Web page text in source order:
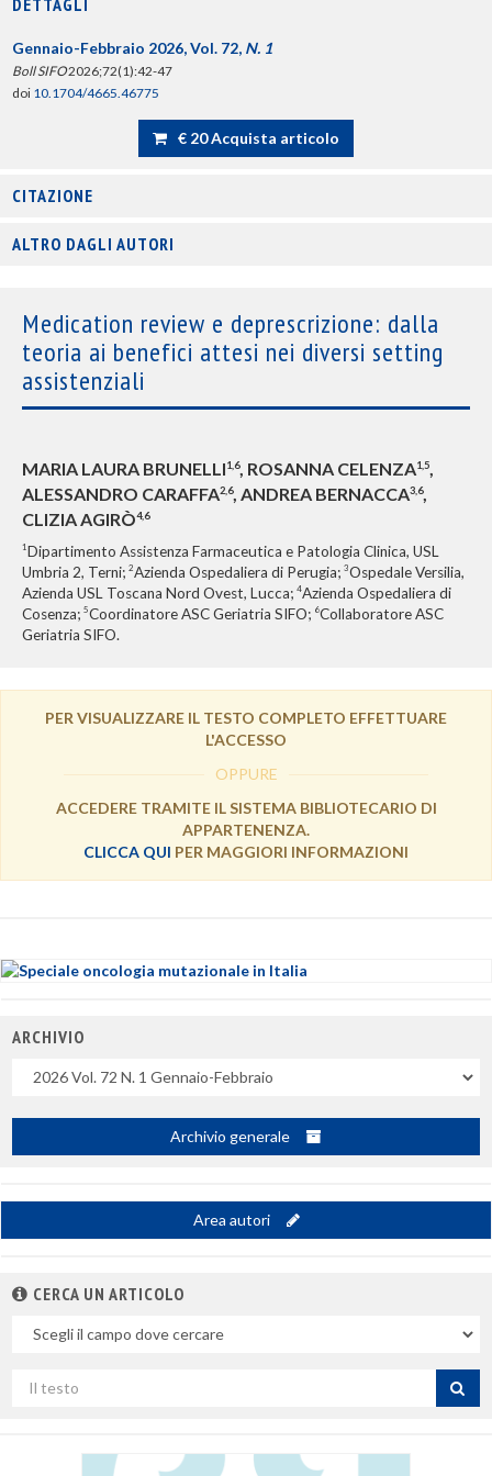
DETTAGLI
Gennaio-Febbraio 2026, Vol. 72, N. 1
Boll SIFO2026;72(1):42-47
doi 10.1704/4665.46775
€ 20 Acquista articolo
CITAZIONE
ALTRO DAGLI AUTORI
Medication review e deprescrizione: dalla
teoria ai benefici attesi nei diversi setting
assistenziali
MARIA LAURA BRUNELLI1,6, ROSANNA CELENZA1,5
ALESSANDRO CARAFFA2,6, ANDREA BERNACCA3,6,
CLIZIA AGIRÒ4,6
1Dipartimento Assistenza Farmaceutica e Patologia Clinica, USL
Umbria 2, Terni; 2Azienda Ospedaliera di Perugia; 3Ospedale Versilia,
Azienda USL Toscana Nord Ovest, Lucca; 4Azienda Ospedaliera di
Cosenza; 5Coordinatore ASC Geriatria SIFO; 6Collaboratore ASC
Geriatria SIFO.
PER VISUALIZZARE IL TESTO COMPLETO EFFETTUARE
L'ACCESSO
OPPURE
ACCEDERE TRAMITE IL SISTEMA BIBLIOTECARIO DI
APPARTENENZA.
CLICCA QUI PER MAGGIORI INFORMAZIONI
ARCHIVIO
Uscite
Archivio generale
Area autori
CERCA UN ARTICOLO
Nel
Cerca